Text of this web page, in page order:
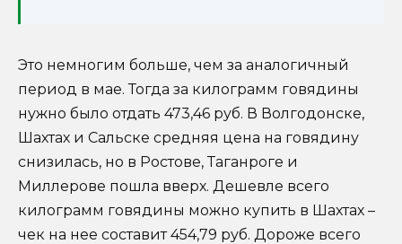
Это немногим больше, чем за аналогичный
период в мае. Тогда за килограмм говядины
нужно было отдать 473,46 руб. В Волгодонске,
Шахтах и Сальске средняя цена на говядину
снизилась, но в Ростове, Таганроге и
Миллерове пошла вверх. Дешевле всего
килограмм говядины можно купить в Шахтах –
чек на нее составит 454,79 руб. Дороже всего